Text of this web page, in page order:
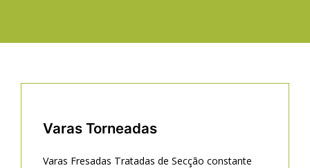
Varas Torneadas
Varas Fresadas Tratadas de Secção constante